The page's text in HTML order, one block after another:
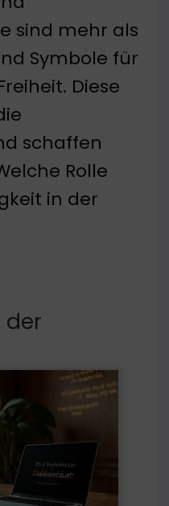
sind mehr als
Symbole für
Diese
schaffen
Rolle
in der
der